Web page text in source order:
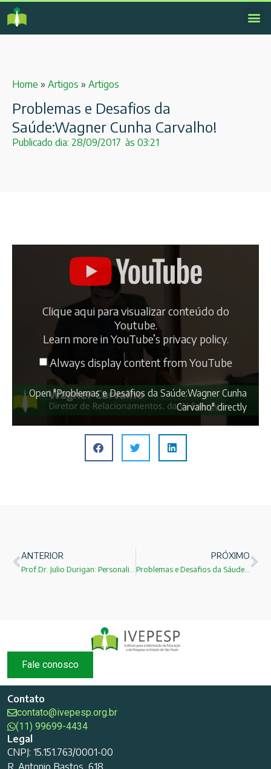
Home » Artigos » Artigos
Problemas e Desafios da
Saúde:Wagner Cunha Carvalho!
Publicado dia: 28/09/2017 às 03:21
Clique aqui para visualizar conteúdo do
Youtube.
Learn more inYouTube’s privacy policy.
Always display content from YouTube
Open "Problemas e Desafios da Saúde:Wagner Cunha
Carvalho" directly
ANTERIOR PRÓXIMO
Problemas e Desafios da Sáude:Prof.Dr.Laercio Gomes Lourenço!
Fale conosco
Contato
contato@ivepesp.org.br
(11) 99699-4434
Legal
CNPJ: 15.151.763/0001-00